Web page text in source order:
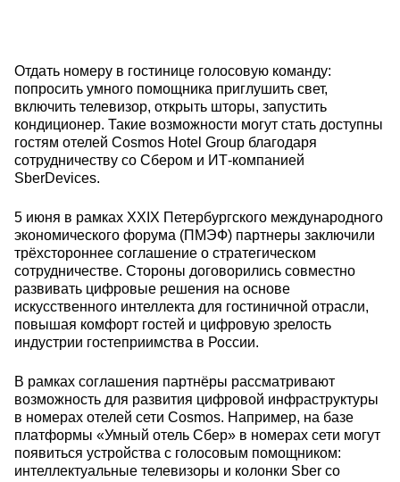
Отдать номеру в гостинице голосовую команду:
попросить умного помощника приглушить свет,
включить телевизор, открыть шторы, запустить
кондиционер. Такие возможности могут стать доступны
гостям отелей Cosmos Hotel Group благодаря
сотрудничеству со Сбером и ИТ-компанией
SberDevices.
5 июня в рамках XXIX Петербургского международного
экономического форума (ПМЭФ) партнеры заключили
трёхстороннее соглашение о стратегическом
сотрудничестве. Стороны договорились совместно
развивать цифровые решения на основе
искусственного интеллекта для гостиничной отрасли,
повышая комфорт гостей и цифровую зрелость
индустрии гостеприимства в России.
В рамках соглашения партнёры рассматривают
возможность для развития цифровой инфраструктуры
в номерах отелей сети Cosmos. Например, на базе
платформы «Умный отель Сбер» в номерах сети могут
появиться устройства с голосовым помощником:
интеллектуальные телевизоры и колонки Sber со